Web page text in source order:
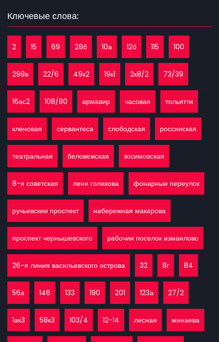
Ключевые слова:
2 15 69 28б 10а 12б 115 100
298в 22/6 49к2 19к1 2к8/2 73/39
16ас2 108/80 армавир часовая тольятти
кленовая сервантеса слободская россииская
театральная беловежская зосимовская
8-я советская лени голикова фонарныи переулок
ручьевскии проспект набережная макарова
проспект чернышевского рабочии поселок измаилово
26-я линия васильевского острова 32 8г 84
56а 146 133 190 201 123а 27/2
1ак3 58к3 103/4 12-14 лесная минаева